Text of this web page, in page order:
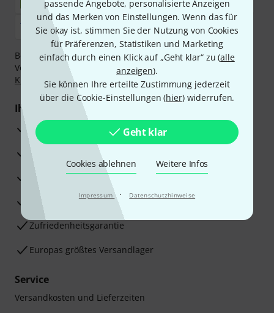
passende Angebote, personalisierte Anzeigen
und das Merken von Einstellungen. Wenn das für
Sie okay ist, stimmen Sie der Nutzung von Cookies
für Präferenzen, Statistiken und Marketing
einfach durch einen Klick auf „Geht klar“ zu (alle
anzeigen).
Sie können Ihre erteilte Zustimmung jederzeit
über die Cookie-Einstellungen (hier) widerrufen.
Geht klar
Cookies ablehnen Weitere Infos
Impressum · Datenschutzhinweise
Bezahlen Sie vertraulich und sicher per Nachnahme,
Vorkasse, PayPal, Amazon Pay,Klarna Sofort bezahlen
Klarna Ratenzahlungoder Kreditkarte.
Ihre Vorteile
3 Jahre Thomann Garantie
30 Tage Money-Back-Garantie
Reparaturservice
Beratung durch Fachexperten
Zufriedenheitsgarantie
Europas größtes Versandlager
Service
Versandkosten und Lieferzeiten